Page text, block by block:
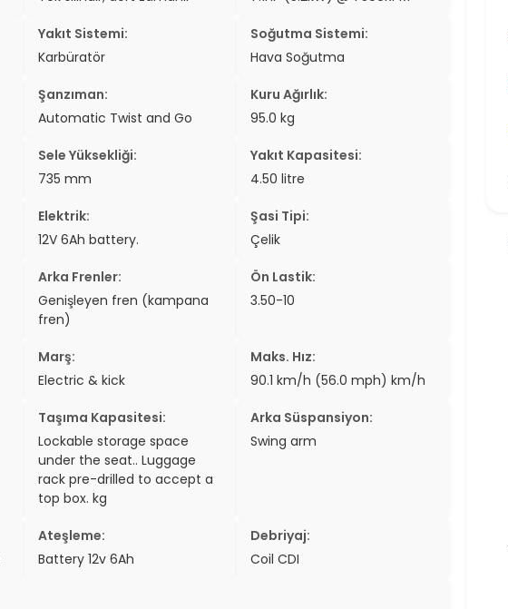
Yakıt Sistemi:
Karbüratör
Soğutma Sistemi:
Hava Soğutma
Şanzıman:
Automatic Twist and Go
Kuru Ağırlık:
95.0 kg
Sele Yüksekliği:
735 mm
Yakıt Kapasitesi:
4.50 litre
Elektrik:
12V 6Ah battery.
Şasi Tipi:
Çelik
Arka Frenler:
Genişleyen fren (kampana
fren)
Ön Lastik:
3.50-10
Marş:
Electric & kick
Maks. Hız:
90.1 km/h (56.0 mph) km/h
Taşıma Kapasitesi:
Lockable storage space
under the seat.. Luggage
rack pre-drilled to accept a
top box. kg
Arka Süspansiyon:
Swing arm
Ateşleme:
Battery 12v 6Ah
Debriyaj:
Coil CDI